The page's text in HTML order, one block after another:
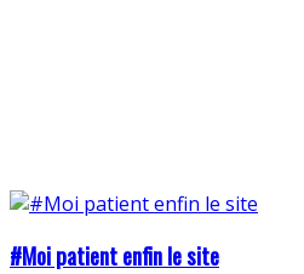
#Moi patient enfin le site